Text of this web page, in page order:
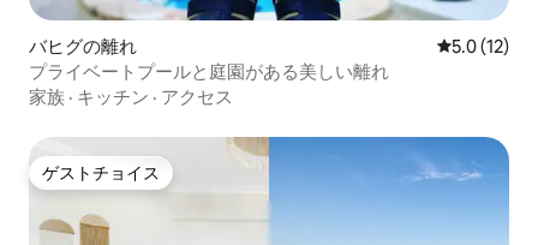
バヒグの離れ レビュー12
5.0 (12)
プライベートプールと庭園がある美しい離れ
家族 · キッチン · アクセス
ゲストチョイス
ゲストチョイス